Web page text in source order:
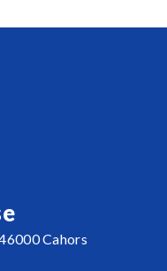
Cahors